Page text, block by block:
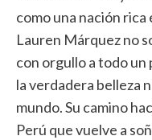
como una nación
Lauren Márquez no
con orgullo a todo un
la verdadera belleza
mundo. Su camino
Perú que vuelve a